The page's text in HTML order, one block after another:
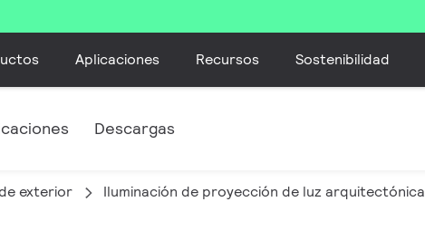
Aplicaciones Recursos Sostenibilidad
Descargas
exterior Iluminación de proyección de luz arquitectónica